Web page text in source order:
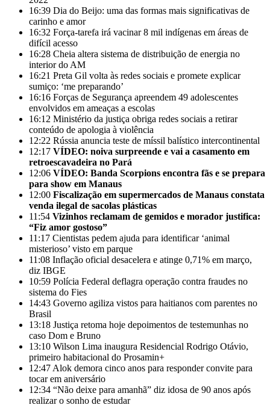
16:39 Dia do Beijo: uma das formas mais significativas de
carinho e amor
16:32 Força-tarefa irá vacinar 8 mil indígenas em áreas de
difícil acesso
16:28 Cheia altera sistema de distribuição de energia no
interior do AM
16:21 Preta Gil volta às redes sociais e promete explicar
sumiço: ‘me preparando’
16:16 Forças de Segurança apreendem 49 adolescentes
envolvidos em ameaças a escolas
16:12 Ministério da justiça obriga redes sociais a retirar
conteúdo de apologia à violência
12:22 Rússia anuncia teste de míssil balístico intercontinental
12:17 VÍDEO: noiva surpreende e vai a casamento em
retroescavadeira no Pará
12:06 VÍDEO: Banda Scorpions encontra fãs e se prepara
para show em Manaus
12:00 Fiscalização em supermercados de Manaus constata
venda ilegal de sacolas plásticas
11:54 Vizinhos reclamam de gemidos e morador justifica:
“Fiz amor gostoso”
11:17 Cientistas pedem ajuda para identificar ‘animal
misterioso’ visto em parque
11:08 Inflação oficial desacelera e atinge 0,71% em março,
diz IBGE
10:59 Polícia Federal deflagra operação contra fraudes no
sistema do Fies
14:43 Governo agiliza vistos para haitianos com parentes no
Brasil
13:18 Justiça retoma hoje depoimentos de testemunhas no
caso Dom e Bruno
13:10 Wilson Lima inaugura Residencial Rodrigo Otávio,
primeiro habitacional do Prosamin+
12:47 Alok demora cinco anos para responder convite para
tocar em aniversário
12:34 “Não deixe para amanhã” diz idosa de 90 anos após
realizar o sonho de estudar